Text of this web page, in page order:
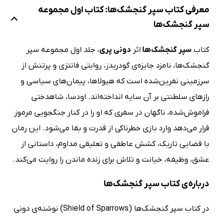
معرفی کتاب سپر گنجشک‌ها: کتاب اول مجموعه
سپر گنجشک‌ها
کتاب سپر گنجشک‌ها اثر دونی پری، جلد اول مجموعه سپر
گنجشک‌ها، نامزد جایزه‌ی گودریدز، روایتی فانتزی و پرتنش از
سرزمینی نفرین‌شده است که هیولاها، پیمان‌های سیاسی و
رازهای سلطنتی بر آن سایه انداخته‌اند. اودسا، شاهدختی
فراموش‌شده، ناگهان در سفری که او را در کنار جنگجویی مرموز
قرار می‌دهد وارد بازی خطرناکی از قدرت و بقا می‌شود. این رمان
با فضایی تاریک، کشش عاطفی و تعلیقی مداوم، داستانی از
عشق، وظیفه، خیانت و تلاش برای زنده ماندن را روایت می‌کند.
درباره‌ی کتاب سپر گنجشک‌ها
در کتاب سپر گنجشک‌ها (Shield of Sparrows) نوشته‌ی دونی